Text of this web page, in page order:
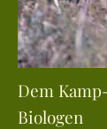
Dem
Biologen